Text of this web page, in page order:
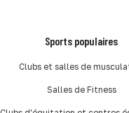
Sports populaires
Clubs et salles de
Salles de Fitness